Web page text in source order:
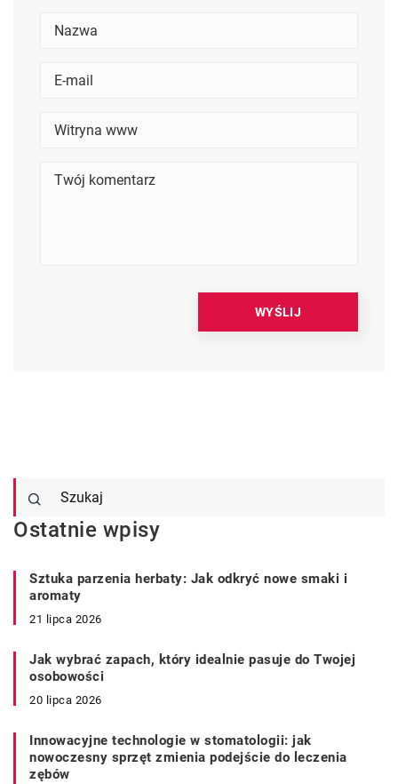
Ostatnie wpisy
Sztuka parzenia herbaty: Jak odkryć nowe smaki i
aromaty
21 lipca 2026
Jak wybrać zapach, który idealnie pasuje do Twojej
osobowości
20 lipca 2026
Innowacyjne technologie w stomatologii: jak
nowoczesny sprzęt zmienia podejście do leczenia
zębów